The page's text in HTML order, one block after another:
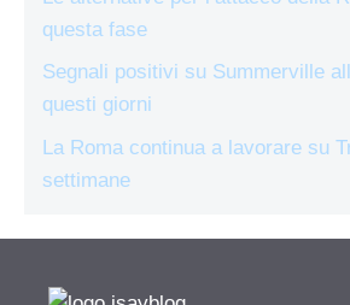
questa fase
Segnali positivi su Summerville
questi giorni
La Roma continua a lavorare su
settimane